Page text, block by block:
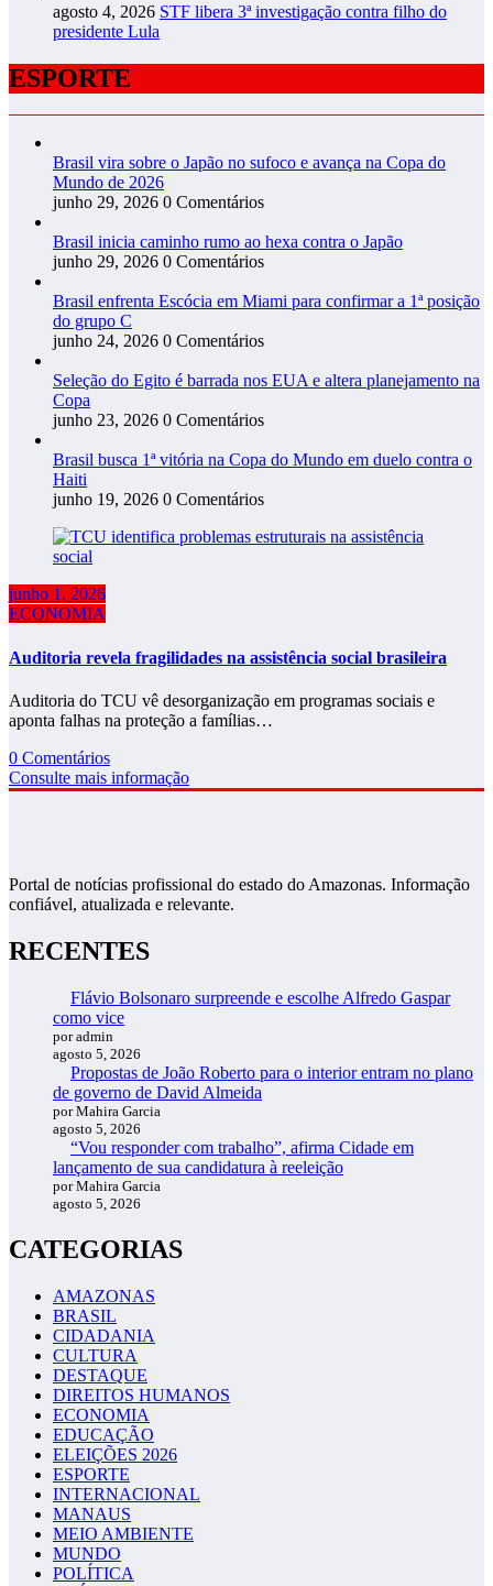
agosto 4, 2026 STF libera 3ª investigação contra filho do
presidente Lula
ESPORTE
Brasil vira sobre o Japão no sufoco e avança na Copa do
Mundo de 2026
junho 29, 2026 0 Comentários
Brasil inicia caminho rumo ao hexa contra o Japão
junho 29, 2026 0 Comentários
Brasil enfrenta Escócia em Miami para confirmar a 1ª posição
do grupo C
junho 24, 2026 0 Comentários
Seleção do Egito é barrada nos EUA e altera planejamento na
Copa
junho 23, 2026 0 Comentários
Brasil busca 1ª vitória na Copa do Mundo em duelo contra o
Haiti
junho 19, 2026 0 Comentários
junho 1, 2026
ECONOMIA
Auditoria revela fragilidades na assistência social brasileira
Auditoria do TCU vê desorganização em programas sociais e
aponta falhas na proteção a famílias…
0 Comentários
Consulte mais informação
Portal de notícias profissional do estado do Amazonas. Informação
confiável, atualizada e relevante.
RECENTES
Flávio Bolsonaro surpreende e escolhe Alfredo Gaspar
como vice
por admin
agosto 5, 2026
Propostas de João Roberto para o interior entram no plano
de governo de David Almeida
por Mahira Garcia
agosto 5, 2026
“Vou responder com trabalho”, afirma Cidade em
lançamento de sua candidatura à reeleição
por Mahira Garcia
agosto 5, 2026
CATEGORIAS
AMAZONAS
BRASIL
CIDADANIA
CULTURA
DESTAQUE
DIREITOS HUMANOS
ECONOMIA
EDUCAÇÃO
ELEIÇÕES 2026
ESPORTE
INTERNACIONAL
MANAUS
MEIO AMBIENTE
MUNDO
POLÍTICA